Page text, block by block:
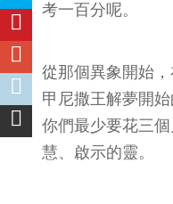
考一百分呢。
從那個異象開始
甲尼撒王解夢開
你們最少要花三
慧、啟示的靈。